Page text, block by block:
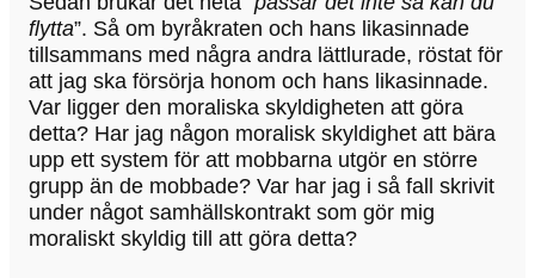
flytta”. Så om byråkraten och hans likasinnade
tillsammans med några andra lättlurade, röstat för
att jag ska försörja honom och hans likasinnade.
Var ligger den moraliska skyldigheten att göra
detta? Har jag någon moralisk skyldighet att bära
upp ett system för att mobbarna utgör en större
grupp än de mobbade? Var har jag i så fall skrivit
under något samhällskontrakt som gör mig
moraliskt skyldig till att göra detta?